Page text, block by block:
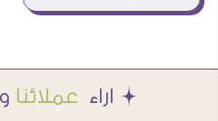
Æ اراء عملائنا